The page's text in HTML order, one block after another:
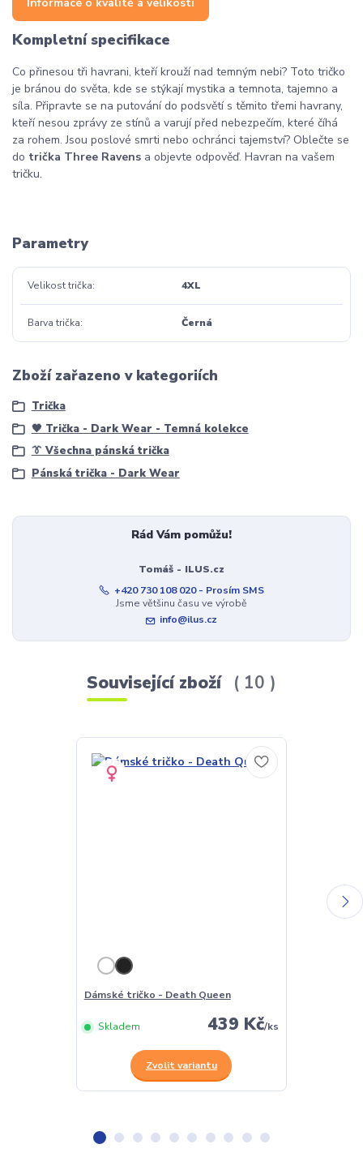
Kompletní specifikace
Co přinesou tři havrani, kteří krouží nad temným nebi? Toto tričko
je bránou do světa, kde se stýkají mystika a temnota, tajemno a
síla. Připravte se na putování do podsvětí s těmito třemi havrany,
kteří nesou zprávy ze stínů a varují před nebezpečím, které číhá
za rohem. Jsou poslové smrti nebo ochránci tajemství? Oblečte se
do trička Three Ravens a objevte odpověď. Havran na vašem
tričku.
Parametry
Velikost trička 4XL
Barva trička Černá
Zboží zařazeno v kategoriích
Trička
🖤 Trička - Dark Wear - Temná kolekce
👔 Všechna pánská trička
Pánská trička - Dark Wear
Rád Vám pomůžu!
Tomáš - ILUS.cz
+420 730 108 020 - Prosím SMS
Jsme většinu času ve výrobě
info@ilus.cz
Související zboží 10
Dámské tričko - Death Queen
439 Kč/ks
Skladem
Zvolit variantu